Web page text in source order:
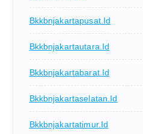
Bkkbnjakartapusat.id
Bkkbnjakartautara.id
Bkkbnjakartabarat.id
Bkkbnjakartaselatan.id
Bkkbnjakartatimur.id